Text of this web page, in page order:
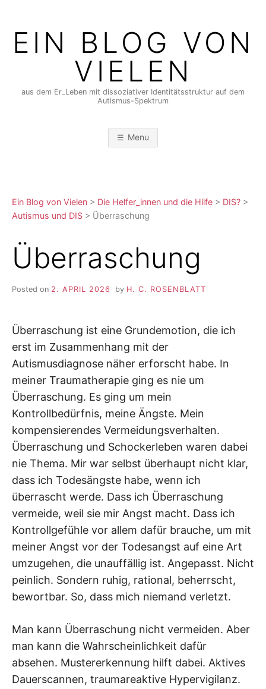
contentEIN BLOG VON
VIELEN
aus dem Er_Leben mit dissoziativer Identitätsstruktur auf dem
Autismus-Spektrum
Menu
Ein Blog von Vielen > Die Helfer_innen und die Hilfe > DIS? >
Autismus und DIS > Überraschung
Überraschung
Posted on 2. APRIL 2026 by H. C. ROSENBLATT
Überraschung ist eine Grundemotion, die ich
erst im Zusammenhang mit der
Autismusdiagnose näher erforscht habe. In
meiner Traumatherapie ging es nie um
Überraschung. Es ging um mein
Kontrollbedürfnis, meine Ängste. Mein
kompensierendes Vermeidungsverhalten.
Überraschung und Schockerleben waren dabei
nie Thema. Mir war selbst überhaupt nicht klar,
dass ich Todesängste habe, wenn ich
überrascht werde. Dass ich Überraschung
vermeide, weil sie mir Angst macht. Dass ich
Kontrollgefühle vor allem dafür brauche, um mit
meiner Angst vor der Todesangst auf eine Art
umzugehen, die unauffällig ist. Angepasst. Nicht
peinlich. Sondern ruhig, rational, beherrscht,
bewortbar. So, dass mich niemand verletzt.
Man kann Überraschung nicht vermeiden. Aber
man kann die Wahrscheinlichkeit dafür
absehen. Mustererkennung hilft dabei. Aktives
Dauerscannen, traumareaktive Hypervigilanz.